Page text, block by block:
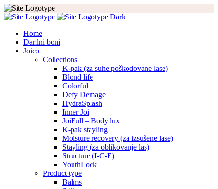
Home
Darilni boni
Joico
Collections
K-pak (za suhe poškodovane lase)
Blond life
Colorful
Defy Demage
HydraSplash
Inner Joi
JoiFull – Body lux
K-pak stayling
Moisture recovery (za izsušene lase)
Stayling (za oblikovanje las)
Structure (I-C-E)
YouthLock
Product type
Balms